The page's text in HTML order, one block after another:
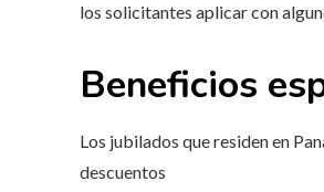
los solicitantes aplicar con
Beneficios
Los jubilados que residen en
descuentos